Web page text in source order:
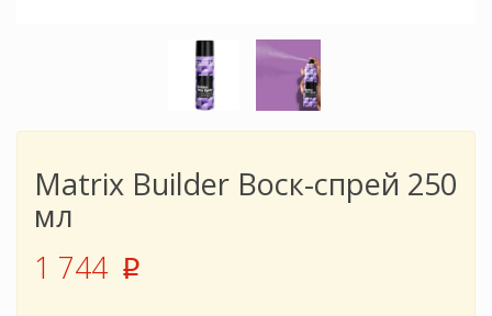
Matrix Builder Воск-спрей 250
мл
1 744 p